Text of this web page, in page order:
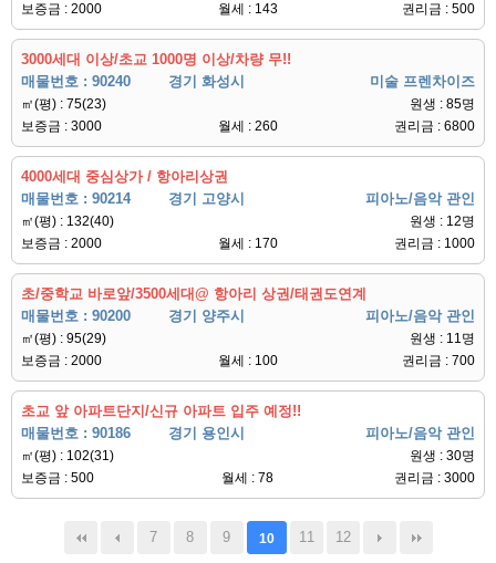
보증금 : 2000
월세 : 143 권리금 : 500
3000세대 이상/초교 1000명 이상/차량 무!!
매물번호 : 90240
경기 화성시 미술 프렌차이즈
㎡(평) : 75(23)
원생 : 85명
보증금 : 3000
월세 : 260 권리금 : 6800
4000세대 중심상가 / 항아리상권
매물번호 : 90214
경기 고양시 피아노/음악 관인
㎡(평) : 132(40)
원생 : 12명
보증금 : 2000
월세 : 170 권리금 : 1000
초/중학교 바로앞/3500세대@ 항아리 상권/태권도연계
매물번호 : 90200
경기 양주시 피아노/음악 관인
㎡(평) : 95(29)
원생 : 11명
보증금 : 2000
월세 : 100 권리금 : 700
초교 앞 아파트단지/신규 아파트 입주 예정!!
매물번호 : 90186
경기 용인시 피아노/음악 관인
㎡(평) : 102(31)
원생 : 30명
보증금 : 500
월세 : 78 권리금 : 3000
7 8 9 10 11 12